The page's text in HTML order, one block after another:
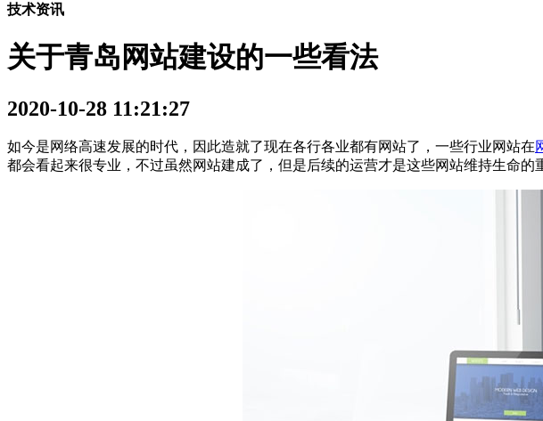
技术资讯
关于青岛网站建设的一些看法
2020-10-28 11:21:27
如今是网络高速发展的时代，因此造就了现在各行各业都有网站了，一些行业网站在
都会看起来很专业，不过虽然网站建成了，但是后续的运营才是这些网站维持生命